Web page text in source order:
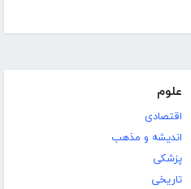
علوم
اقتصادی
اندیشه و مذهب
پزشکی
تاریخی